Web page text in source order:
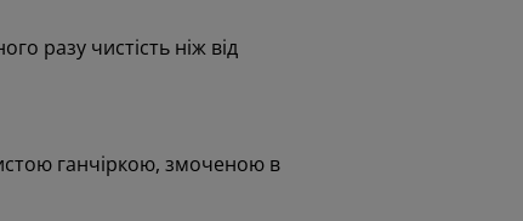
разу чистість ніж від
ганчіркою, змоченою в